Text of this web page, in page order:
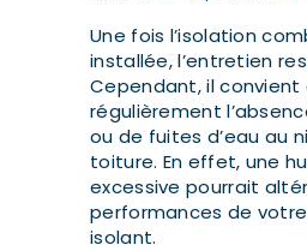
Une fois l’isolation
installée, l’entretien
Cependant, il convient
régulièrement
ou de fuites d’eau au
toiture. En effet, une
excessive pourrait
performances de
isolant.